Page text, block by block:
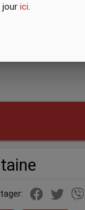
jourici.